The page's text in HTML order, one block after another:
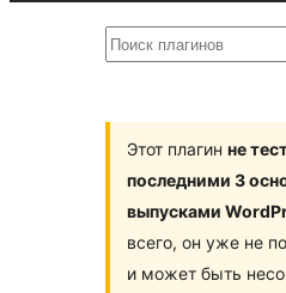
Поиск
Этот плагин не
последними 3
выпусками
всего, он уже не
и может быть